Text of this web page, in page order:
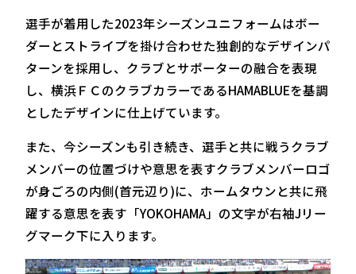
選手が着用した2023年シーズンユニフォームはボー
ダーとストライプを掛け合わせた独創的なデザインパ
ターンを採用し、クラブとサポーターの融合を表現
し、横浜ＦＣのクラブカラーであるHAMABLUEを基調
としたデザインに仕上げています。
また、今シーズンも引き続き、選手と共に戦うクラブ
メンバーの位置づけや意思を表すクラブメンバーロゴ
が身ごろの内側(首元辺り)に、ホームタウンと共に飛
躍する意思を表す「YOKOHAMA」の文字が右袖Jリー
グマーク下に入ります。